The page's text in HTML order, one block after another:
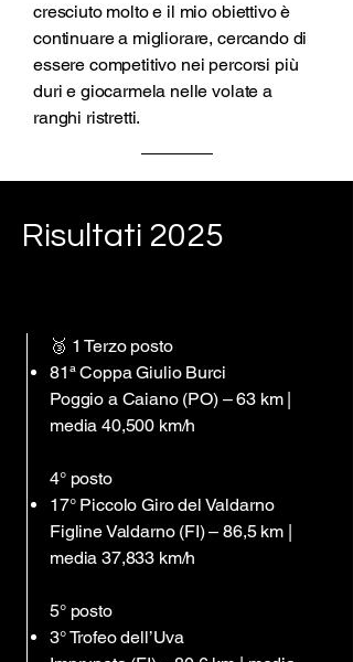
cresciuto molto e il mio obiettivo è
continuare a migliorare, cercando di
essere competitivo nei percorsi più
duri e giocarmela nelle volate a
ranghi ristretti.
Risultati 2025
🥉 1 Terzo posto
81ª Coppa Giulio Burci
Poggio a Caiano (PO) – 63 km |
media 40,500 km/h
4° posto
17° Piccolo Giro del Valdarno
Figline Valdarno (FI) – 86,5 km |
media 37,833 km/h
5° posto
3° Trofeo dell’Uva